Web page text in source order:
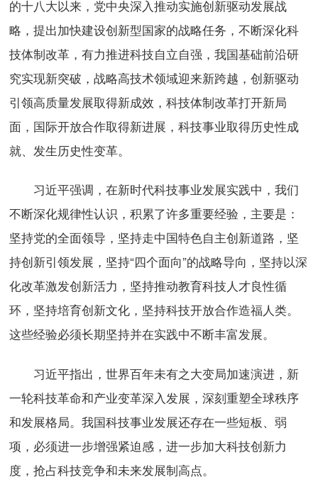
的十八大以来，党中央深入推动实施创新驱动发展战
略，提出加快建设创新型国家的战略任务，不断深化科
技体制改革，有力推进科技自立自强，我国基础前沿研
究实现新突破，战略高技术领域迎来新跨越，创新驱动
引领高质量发展取得新成效，科技体制改革打开新局
面，国际开放合作取得新进展，科技事业取得历史性成
就、发生历史性变革。
习近平强调，在新时代科技事业发展实践中，我们
不断深化规律性认识，积累了许多重要经验，主要是：
坚持党的全面领导，坚持走中国特色自主创新道路，坚
持创新引领发展，坚持“四个面向”的战略导向，坚持以深
化改革激发创新活力，坚持推动教育科技人才良性循
环，坚持培育创新文化，坚持科技开放合作造福人类。
这些经验必须长期坚持并在实践中不断丰富发展。
习近平指出，世界百年未有之大变局加速演进，新
一轮科技革命和产业变革深入发展，深刻重塑全球秩序
和发展格局。我国科技事业发展还存在一些短板、弱
项，必须进一步增强紧迫感，进一步加大科技创新力
度，抢占科技竞争和未来发展制高点。